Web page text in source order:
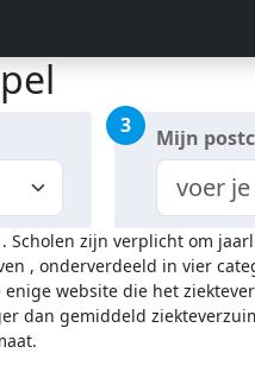
3 Mijn
. Scholen zijn verplicht om
, onderverdeeld in vier
enige website die het
dan gemiddeld